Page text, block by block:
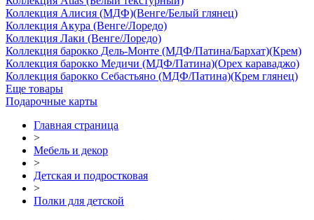
Коллекция Алисия (МДФ)(Венге/Белый глянец)
Коллекция Акура (Венге/Лоредо)
Коллекция Лаки (Венге/Лоредо)
Коллекция барокко Дель-Монте (МДФ/Патина/Бархат)(Крем)
Коллекция барокко Медичи (МДФ/Патина)(Орех караваджо)
Коллекция барокко Себастьяно (МДФ/Патина)(Крем глянец)
Еще товары
Подарочные карты
Главная страница
>
Мебель и декор
>
Детская и подростковая
>
Полки для детской